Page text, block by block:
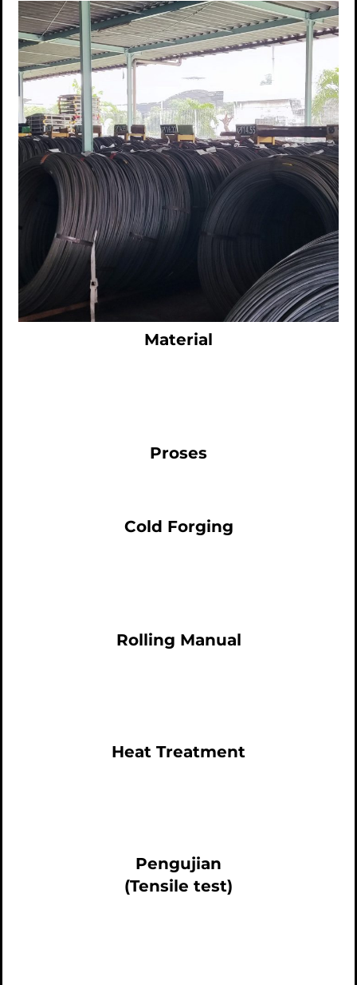
Material
Proses
Cold Forging
Rolling Manual
Heat Treatment
Pengujian
(Tensile test)